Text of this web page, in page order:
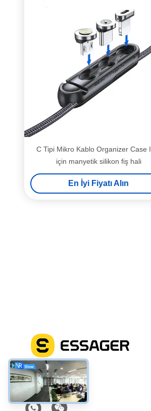
C Tipi Mikro Kablo Organizer Case
için manyetik silikon fiş hali
En İyi Fiyatı Alın
Sosyal Medya